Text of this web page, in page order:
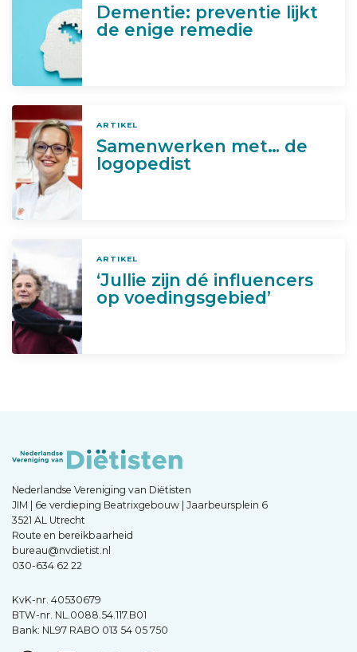
Dementie: preventie lijkt
de enige remedie
ARTIKEL
Samenwerken met… de
logopedist
ARTIKEL
‘Jullie zijn dé influencers
op voedingsgebied’
Nederlandse Vereniging van Diëtisten
JIM | 6e verdieping Beatrixgebouw | Jaarbeursplein 6
3521 AL Utrecht
Route en bereikbaarheid
bureau@nvdietist.nl
030-634 62 22
KvK-nr. 40530679
BTW-nr. NL.0088.54.117.B01
Bank: NL97 RABO 013 54 05 750